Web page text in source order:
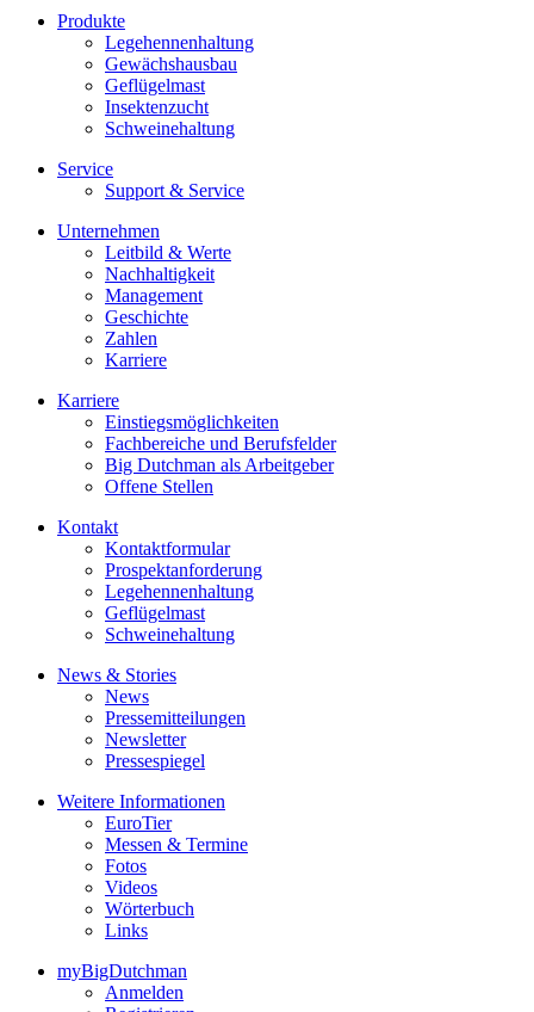
Produkte
Legehennenhaltung
Gewächshausbau
Geflügelmast
Insektenzucht
Schweinehaltung
Service
Support & Service
Unternehmen
Leitbild & Werte
Nachhaltigkeit
Management
Geschichte
Zahlen
Karriere
Karriere
Einstiegsmöglichkeiten
Fachbereiche und Berufsfelder
Big Dutchman als Arbeitgeber
Offene Stellen
Kontakt
Kontaktformular
Prospektanforderung
Legehennenhaltung
Geflügelmast
Schweinehaltung
News & Stories
News
Pressemitteilungen
Newsletter
Pressespiegel
Weitere Informationen
EuroTier
Messen & Termine
Fotos
Videos
Wörterbuch
Links
myBigDutchman
Anmelden